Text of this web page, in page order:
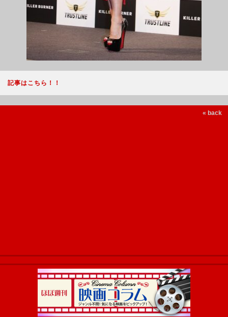
記事はこちら！！
« back